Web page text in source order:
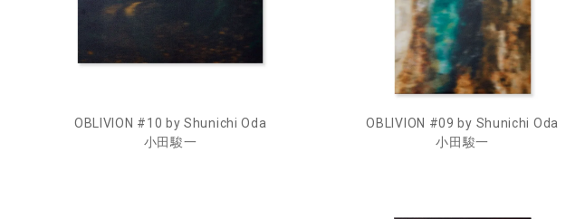
OBLIVION #10 by Shunichi Oda
小田駿一
OBLIVION #09 by Shunichi Oda
小田駿一